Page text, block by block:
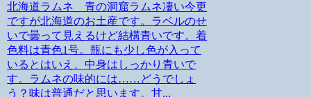
北海道ラムネ 青の洞窟ラムネ凄い今更
ですが北海道のお土産です。ラベルのせ
いで曇って見えるけど結構青いです。着
色料は青色1号。瓶にも少し色が入って
いるとはいえ、中身はしっかり青いで
す。ラムネの味的には……どうでしょ
う？味は普通だと思います。甘...